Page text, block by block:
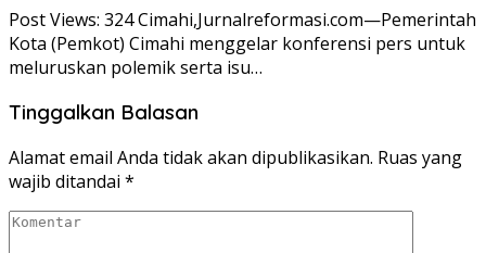
Post Views: 324 Cimahi,Jurnalreformasi.com—Pemerintah
Kota (Pemkot) Cimahi menggelar konferensi pers untuk
meluruskan polemik serta isu…
Tinggalkan Balasan
Alamat email Anda tidak akan dipublikasikan. Ruas yang
wajib ditandai *